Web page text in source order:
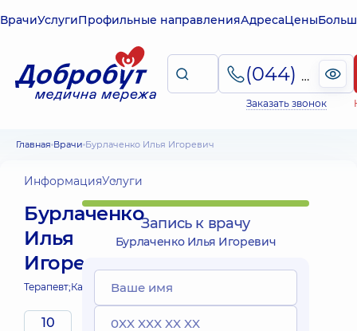
ВрачиУслугиПрофильные направленияАдресаЦены
(044) 495-2-888
Заказать звонок
Главная Врачи Бурлаченко Илья Игоревич
ИнформацияУслуги
Бурлаченко
Илья
Игоревич
Терапевт;Кардиолог;
10
Запись к врачу
Бурлаченко Илья Игоревич